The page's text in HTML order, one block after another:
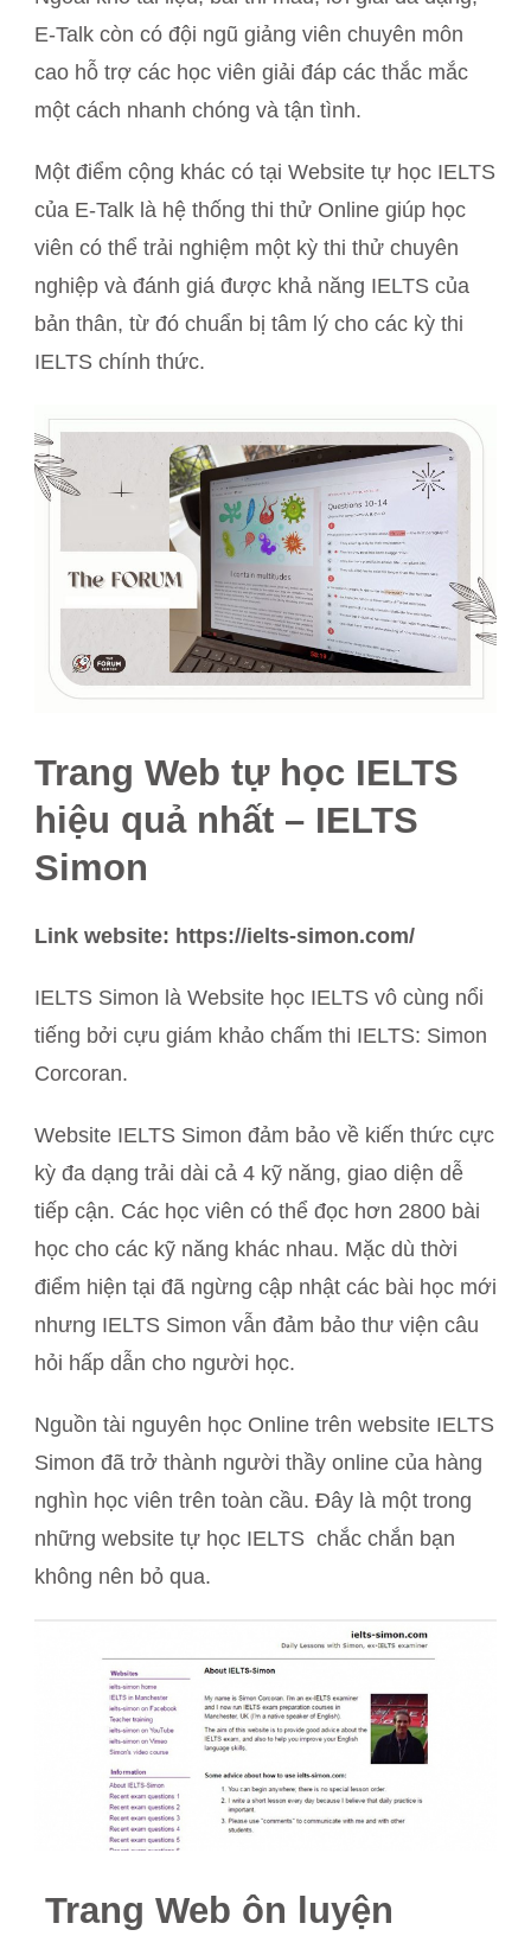
E-Talk còn có đội ngũ giảng viên chuyên môn
cao hỗ trợ các học viên giải đáp các thắc mắc
một cách nhanh chóng và tận tình.
Một điểm cộng khác có tại Website tự học IELTS
của E-Talk là hệ thống thi thử Online giúp học
viên có thể trải nghiệm một kỳ thi thử chuyên
nghiệp và đánh giá được khả năng IELTS của
bản thân, từ đó chuẩn bị tâm lý cho các kỳ thi
IELTS chính thức.
Trang Web tự học IELTS
hiệu quả nhất – IELTS
Simon
Link website: https://ielts-simon.com/
IELTS Simon là Website học IELTS vô cùng nổi
tiếng bởi cựu giám khảo chấm thi IELTS: Simon
Corcoran.
Website IELTS Simon đảm bảo về kiến thức cực
kỳ đa dạng trải dài cả 4 kỹ năng, giao diện dễ
tiếp cận. Các học viên có thể đọc hơn 2800 bài
học cho các kỹ năng khác nhau. Mặc dù thời
điểm hiện tại đã ngừng cập nhật các bài học mới
nhưng IELTS Simon vẫn đảm bảo thư viện câu
hỏi hấp dẫn cho người học.
Nguồn tài nguyên học Online trên website IELTS
Simon đã trở thành người thầy online của hàng
nghìn học viên trên toàn cầu. Đây là một trong
những website tự học IELTS chắc chắn bạn
không nên bỏ qua.
Trang Web ôn luyện